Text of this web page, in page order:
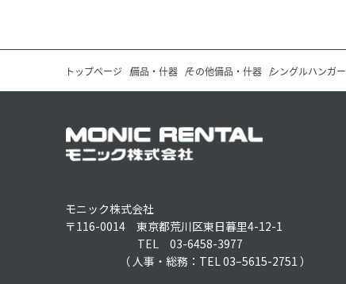
トップページ 備品・什器 その他備品・什器 シングルハンガー
モニック株式会社
〒116-0014 東京都荒川区東日暮里4-12-1
TEL 03-6458-3977
（ 人事・総務：TEL 03–5615-2751 ）